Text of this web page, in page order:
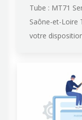
Tube : MT71
Saône-et-Loire
votre